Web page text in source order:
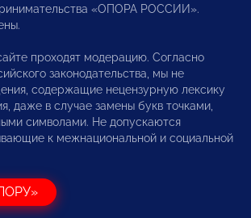
«ОПОРА РОССИИ».
проходят модерацию. Согласно
законодательства, мы не
содержащие нецензурную лексику
даже в случае замены букв точками,
символами. Не допускаются
к межнациональной и социальной